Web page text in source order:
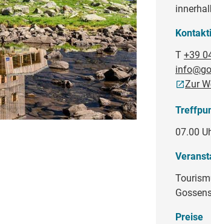
T +39
Zur
07.00
Preise